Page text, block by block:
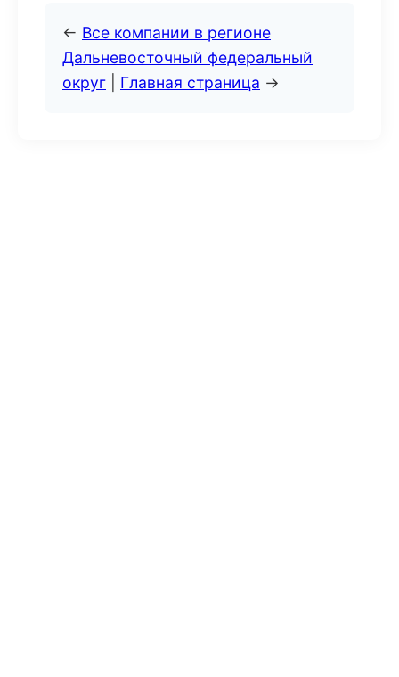
← Все компании в регионе
Дальневосточный федеральный
округ
Главная страница →